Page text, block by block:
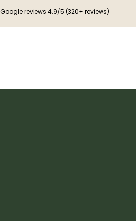
Google reviews 4.9/5 (320+ reviews)